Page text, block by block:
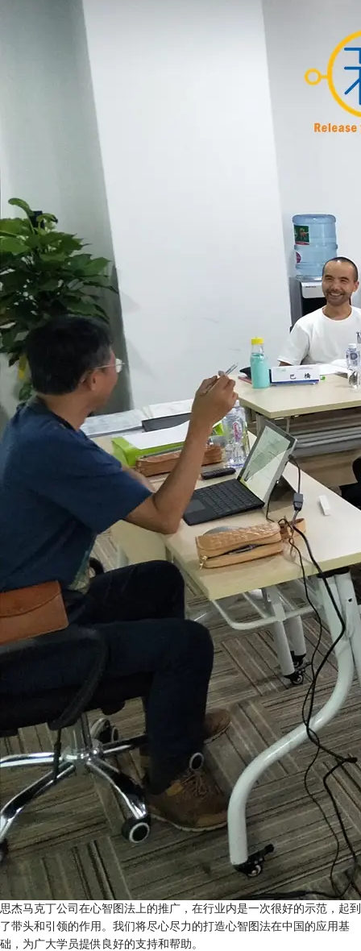
思杰马克丁公司在心智图法上的推广，在行业内是一次很好的示范，起到
了带头和引领的作用。我们将尽心尽力的打造心智图法在中国的应用基
础，为广大学员提供良好的支持和帮助。